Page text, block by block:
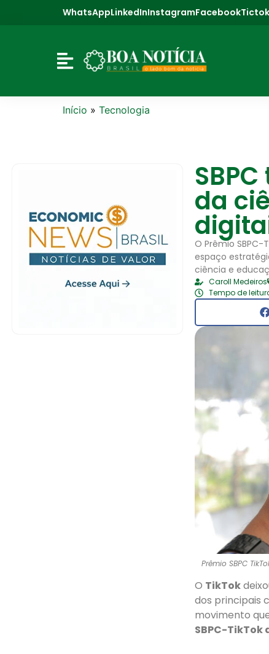
WhatsAppLinkedInInstagramFacebookTictok
Início » Tecnologia
da
O Prêmio
espaço
ciência e
Caroll Medeiros
Tempo de
Prêmio SBPC
O TikTok
dos principais
movimento
SBPC-